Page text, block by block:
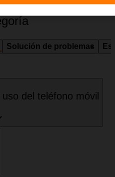
Solución de problemas
del teléfono móvil